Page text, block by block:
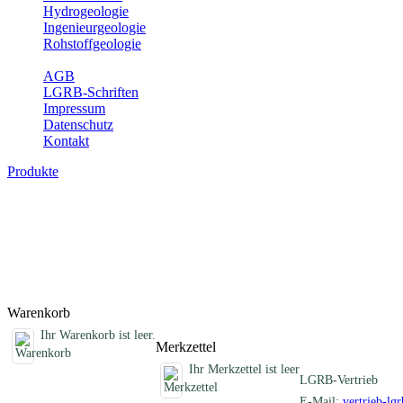
Hydrogeologie
Ingenieurgeologie
Rohstoffgeologie
AGB
LGRB-Schriften
Impressum
Datenschutz
Kontakt
Produkte
Warenkorb
Ihr Warenkorb ist leer.
Merkzettel
Ihr Merkzettel ist leer
LGRB-Vertrieb